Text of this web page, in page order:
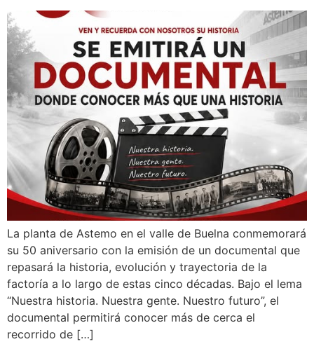
La planta de Astemo en el valle de Buelna conmemorará
su 50 aniversario con la emisión de un documental que
repasará la historia, evolución y trayectoria de la
factoría a lo largo de estas cinco décadas. Bajo el lema
“Nuestra historia. Nuestra gente. Nuestro futuro”, el
documental permitirá conocer más de cerca el
recorrido de […]